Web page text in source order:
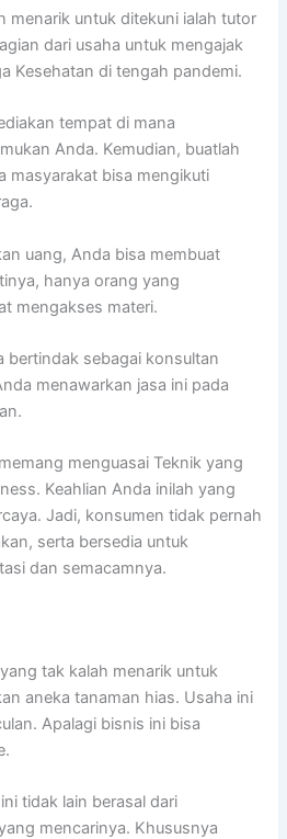
menarik untuk ditekuni ialah tutor
dari usaha untuk mengajak
Kesehatan di tengah pandemi.
tempat di mana
Anda. Kemudian, buatlah
masyarakat bisa mengikuti
uang, Anda bisa membuat
hanya orang yang
mengakses materi.
bertindak sebagai konsultan
menawarkan jasa ini pada
menguasai Teknik yang
Keahlian Anda inilah yang
Jadi, konsumen tidak pernah
serta bersedia untuk
dan semacamnya.
tak kalah menarik untuk
aneka tanaman hias. Usaha ini
Apalagi bisnis ini bisa
tidak lain berasal dari
mencarinya. Khususnya